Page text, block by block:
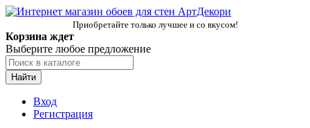
Приобретайте только лучшее и со вкусом!
Корзина ждет
Выберите любое предложение
Найти
Вход
Регистрация